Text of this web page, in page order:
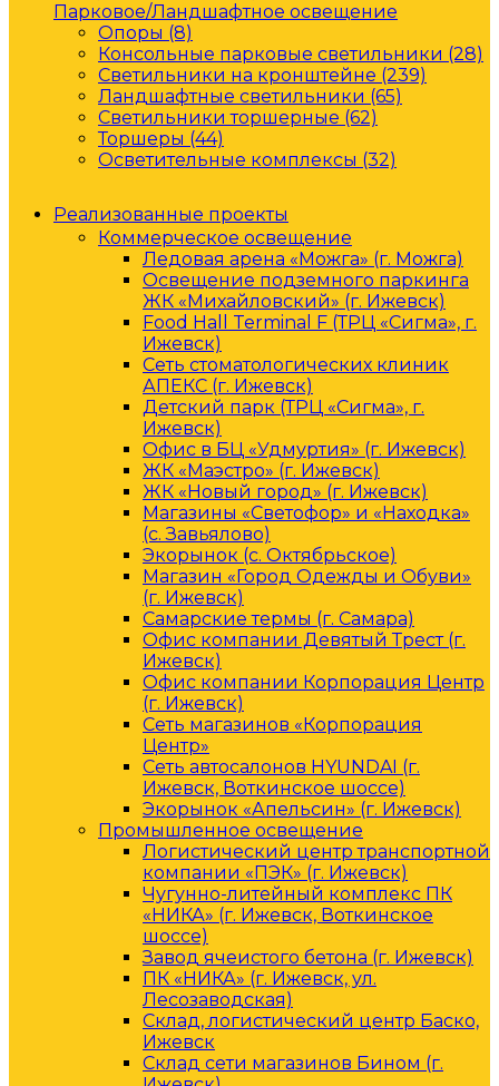
Парковое/Ландшафтное освещение
Опоры (8)
Консольные парковые светильники (28)
Светильники на кронштейне (239)
Ландшафтные светильники (65)
Светильники торшерные (62)
Торшеры (44)
Осветительные комплексы (32)
Реализованные проекты
Коммерческое освещение
Ледовая арена «Можга» (г. Можга)
Освещение подземного паркинга
ЖК «Михайловский» (г. Ижевск)
Food Hall Terminal F (ТРЦ «Сигма», г.
Ижевск)
Сеть стоматологических клиник
АПЕКС (г. Ижевск)
Детский парк (ТРЦ «Сигма», г.
Ижевск)
Офис в БЦ «Удмуртия» (г. Ижевск)
ЖК «Маэстро» (г. Ижевск)
ЖК «Новый город» (г. Ижевск)
Магазины «Светофор» и «Находка»
(с. Завьялово)
Экорынок (с. Октябрьское)
Магазин «Город Одежды и Обуви»
(г. Ижевск)
Самарские термы (г. Самара)
Офис компании Девятый Трест (г.
Ижевск)
Офис компании Корпорация Центр
(г. Ижевск)
Сеть магазинов «Корпорация
Центр»
Сеть автосалонов HYUNDAI (г.
Ижевск, Воткинское шоссе)
Экорынок «Апельсин» (г. Ижевск)
Промышленное освещение
Логистический центр транспортной
компании «ПЭК» (г. Ижевск)
Чугунно-литейный комплекс ПК
«НИКА» (г. Ижевск, Воткинское
шоссе)
Завод ячеистого бетона (г. Ижевск)
ПК «НИКА» (г. Ижевск, ул.
Лесозаводская)
Склад, логистический центр Баско,
Ижевск
Склад сети магазинов Бином (г.